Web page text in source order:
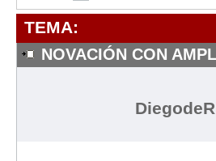
Requerimientos y comunicaciones
Formularios sobre Propiedad
Modelos de Acta de Junta de
TEMA:
NOVACIÓN CON